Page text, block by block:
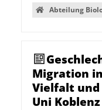
Abteilung
Migration
Vielfalt
Uni Koblenz